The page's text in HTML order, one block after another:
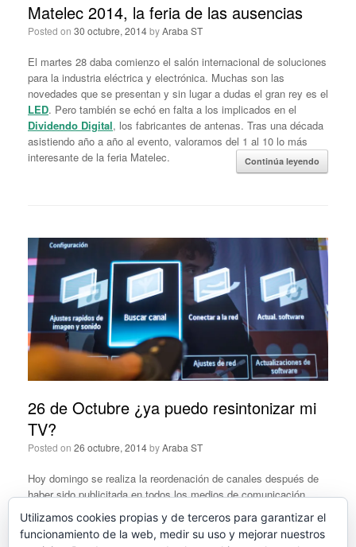
Matelec 2014, la feria de las ausencias
Posted on 30 octubre, 2014byAraba ST
El martes 28 daba comienzo el salón internacional de soluciones
para la industria eléctrica y electrónica. Muchas son las
novedades que se presentan y sin lugar a dudas el gran rey es el
LED. Pero también se echó en falta a los implicados en el
Dividendo Digital, los fabricantes de antenas. Tras una década
asistiendo año a año al evento, valoramos del 1 al 10 lo más
interesante de la feria Matelec.
Continúa leyendo
26 de Octubre ¿ya puedo resintonizar mi
TV?
Posted on 26 octubre, 2014byAraba ST
Hoy domingo se realiza la reordenación de canales después de
haber sido publicitada en todos los medios de comunicación
durante toda la semana.
Continúa leyendo
Utilizamos cookies propias y de terceros para garantizar el
funcionamiento de la web, medir su uso y mejorar nuestros